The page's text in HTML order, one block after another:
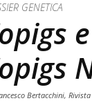
GENETICA
Bertacchini,